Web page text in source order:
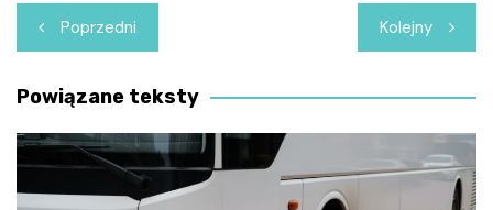
Nawigacja
wpisu
Poprzedni Kolejny
Powiązane teksty